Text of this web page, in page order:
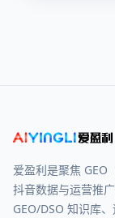
爱盈利是聚焦 GEO
抖音数据与运营推
GEO/DSO 知识库